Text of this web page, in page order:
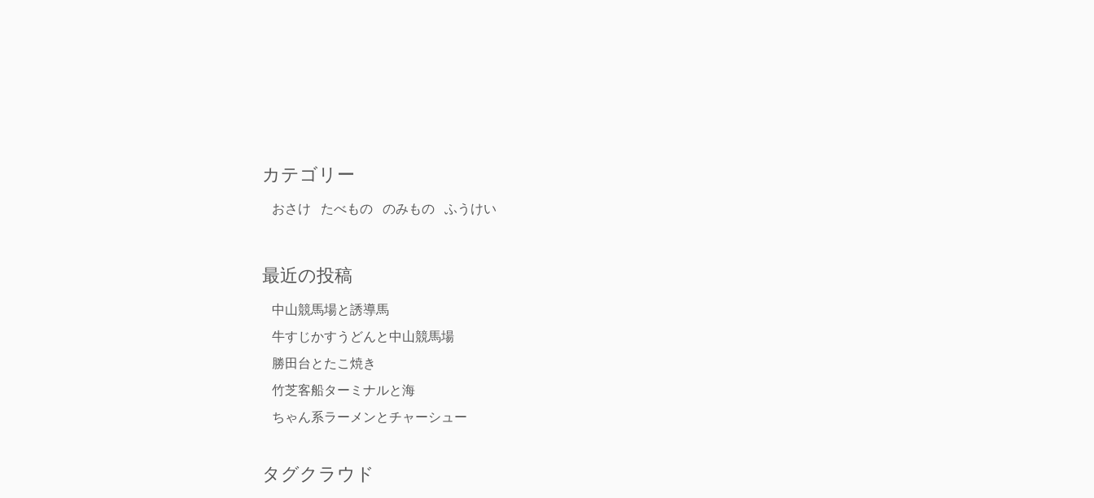
カテゴリー
おさけ たべもの のみもの ふうけい
最近の投稿
中山競馬場と誘導馬
牛すじかすうどんと中山競馬場
勝田台とたこ焼き
竹芝客船ターミナルと海
ちゃん系ラーメンとチャーシュー
タグクラウド